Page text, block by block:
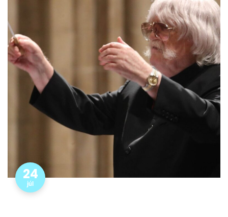
24
júl